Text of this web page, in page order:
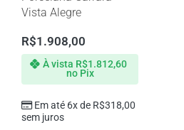
Vista Alegre
R$1.908,00
Em até 6x de R$318,00
sem juros
À vista R$1.812,60
no Pix